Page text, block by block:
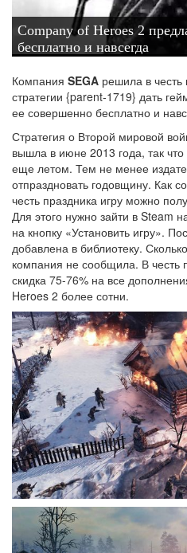
Company of Heroes 2
бесплатно и навсегда
Компания SEGA решила в честь
стратегии {parent-1719} дать
ее совершенно бесплатно и
Стратегия о Второй мировой
вышла в июне 2013 года, так
еще летом. Тем не менее
отпраздновать годовщину. Как
честь праздника игру можно
Для этого нужно зайти в Steam
на кнопку «Установить игру».
добавлена в библиотеку.
компания не сообщила. В честь
скидка 75-76% на все
Heroes 2 более сотни.